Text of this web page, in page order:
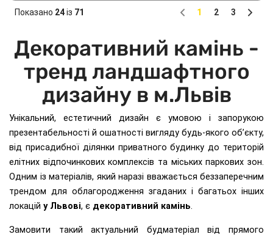
Показано 24із 71
1 2
3
Декоративний камінь -
тренд ландшафтного
дизайну в м.Львів
Унікальний, естетичний дизайн є умовою і запорукою
презентабельності й ошатності вигляду будь-якого об’єкту,
від присадибної ділянки приватного будинку до територій
елітних відпочинкових комплексів та міських паркових зон.
Одним із матеріалів, який наразі вважається беззаперечним
трендом для облагородження згаданих і багатьох інших
локацій у Львові, є декоративний камінь.
Замовити такий актуальний будматеріал від прямого